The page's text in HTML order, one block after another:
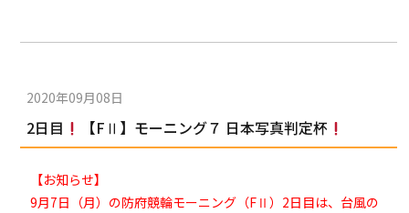
2020年09月08日
2日目 【FⅡ】モーニング７ 日本写真判定杯
【お知らせ】
9月7日（月）の防府競輪モーニング（FⅡ）2日目は、台風の